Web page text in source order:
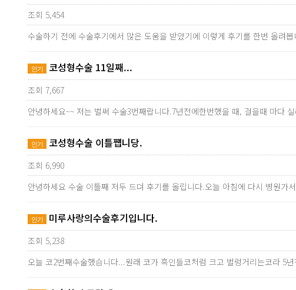
조회 5,454
수술하기 전에 수술후기에서 많은 도움을 받았기에 이렇게 후기를 한번 올려
인기 코성형수술 11일째...
조회 7,667
안녕하세요~~ 저는 벌써 수술3번째랍니다.7년전에한번했을 때, 걸을때 마다
인기 코성형수술 이틀쩁니당.
조회 6,990
안녕하세요 수술 이틀째 저두 드뎌 후기를 올립니다.오늘 아침에 다시 병원
인기 미루사랑의수술후기입니다.
조회 5,238
오늘 코2번째수술했습니다...원래 코가 흑인들코처럼 크고 벌렁거리는코라